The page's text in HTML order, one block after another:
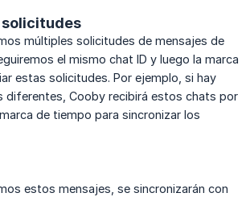
solicitudes
múltiples solicitudes de mensajes de
el mismo chat ID y luego la marca
estas solicitudes. Por ejemplo, si hay
diferentes, Cooby recibirá estos chats por
de tiempo para sincronizar los
estos mensajes, se sincronizarán con